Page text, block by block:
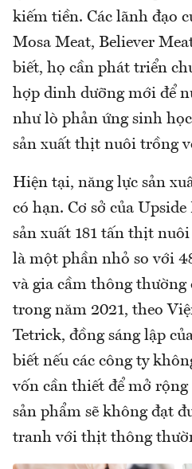
kiếm tiền. Các lãnh đạo
Mosa Meat, Believer
biết, họ cần phát triển
hợp dinh dưỡng mới để
như lò phản ứng sinh
sản xuất thịt nuôi trồng
Hiện tại, năng lực sản
có hạn. Cơ sở của
sản xuất 181 tấn thịt
là một phần nhỏ so với
và gia cầm thông thường
trong năm 2021, theo
Tetrick, đồng sáng lập
biết nếu các công ty
vốn cần thiết để mở
sản phẩm sẽ không đạt
tranh với thịt thông